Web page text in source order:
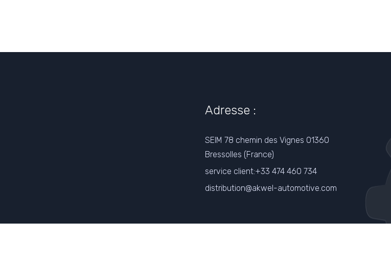
Adresse :
SEIM 78 chemin des Vignes 01360
Bressolles (France)
service client:+33 474 460 734
distribution@akwel-automotive.com